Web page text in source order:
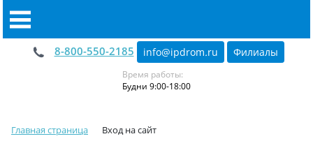
8-800-550-2185 info@ipdrom.ru Филиалы
Время работы:
Будни 9:00-18:00
Главная страница Вход на сайт